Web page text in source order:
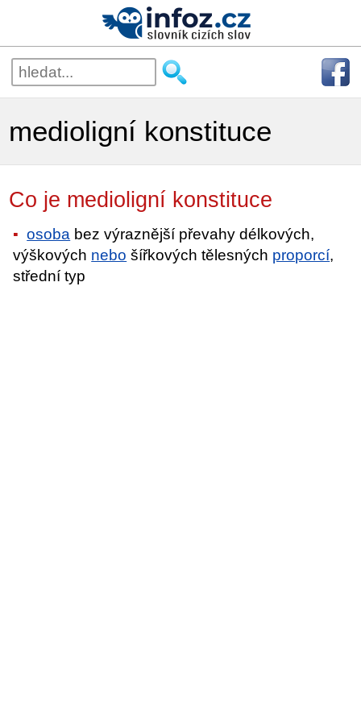
medioligní konstituce
Co je medioligní konstituce
osoba bez výraznější převahy délkových,
výškových nebo šířkových tělesných proporcí,
střední typ